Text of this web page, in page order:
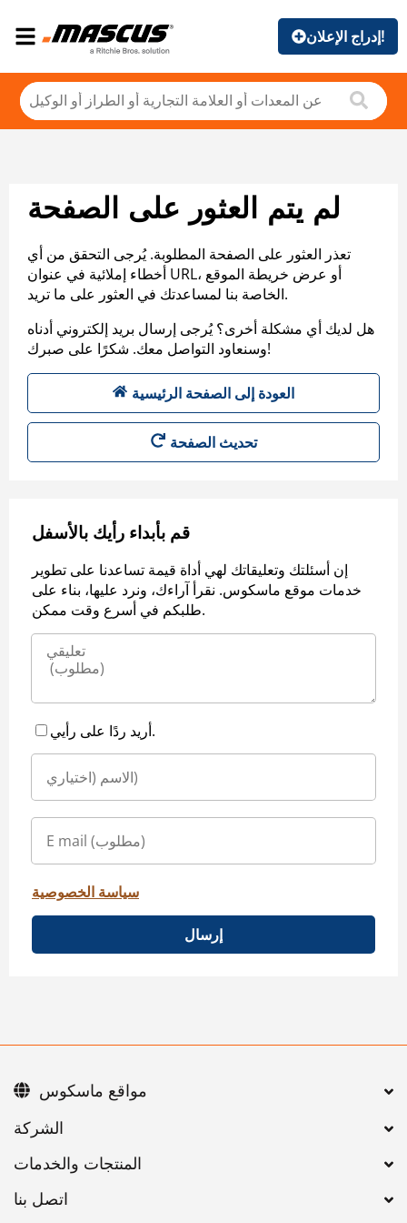
إدراج الإعلان!
لم يتم العثور على الصفحة
تعذر العثور على الصفحة المطلوبة. يُرجى التحقق من أي
أخطاء إملائية في عنوان URL، أو عرض خريطة الموقع
الخاصة بنا لمساعدتك في العثور على ما تريد.
هل لديك أي مشكلة أخرى؟ يُرجى إرسال بريد إلكتروني أدناه
وسنعاود التواصل معك. شكرًا على صبرك!
العودة إلى الصفحة الرئيسية
تحديث الصفحة
قم بأبداء رأيك بالأسفل
إن أسئلتك وتعليقاتك لهي أداة قيمة تساعدنا على تطوير
خدمات موقع ماسكوس. نقرأ آراءك، ونرد عليها، بناء على
طلبكم في أسرع وقت ممكن.
أريد ردًا على رأيي.
سياسة الخصوصية
إرسال
اتصل بنا
مواقع ماسكوس